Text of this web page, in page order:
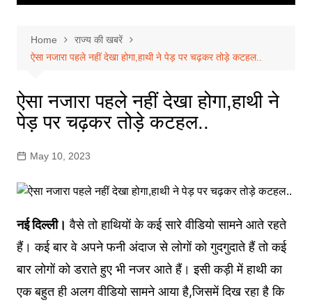
Home
राज्य की खबरें
ऐसा नजारा पहले नहीं देखा होगा,हाथी ने पेड़ पर चढ़कर तोड़े कटहल..
ऐसा नजारा पहले नहीं देखा होगा,हाथी ने
पेड़ पर चढ़कर तोड़े कटहल..
May 10, 2023
नई दिल्ली। वैसे तो हाथियों के कई सारे वीडियो सामने आते रहते
हैं। कई बार वे अपने फनी अंदाज से लोगों को गुदगुदाते हैं तो कई
बार लोगों को डराते हुए भी नजर आते हैं। इसी कड़ी में हाथी का
एक बहुत ही अलग वीडियो सामने आया है,जिसमें दिख रहा है कि